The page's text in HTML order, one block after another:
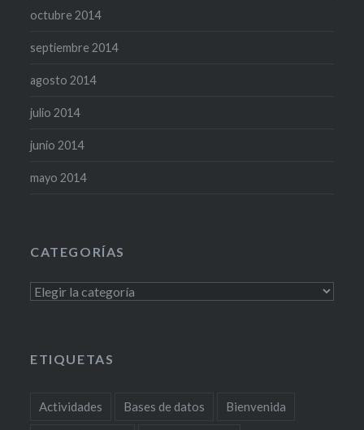
octubre 2014
septiembre 2014
agosto 2014
julio 2014
junio 2014
mayo 2014
CATEGORÍAS
Categorías
ETIQUETAS
Actividades Bases de datos Bienvenida